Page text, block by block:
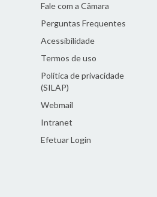
Fale com a Câmara
Perguntas Frequentes
Acessibilidade
Termos de uso
Política de privacidade
(SILAP)
Webmail
Intranet
Efetuar Login